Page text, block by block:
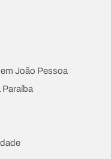
João Pessoa
Paraíba